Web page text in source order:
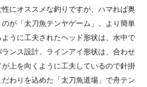
にオススメな釣りですが、ハマれば奥
が「太刀魚テンヤゲーム」。より簡単
うに工夫されたヘッド形状は、水中で
ンス設計。ラインアイ形状は、合わせ
上を向くように工夫しているので針掛
わりを込めた「太刀魚道場」で舟テン